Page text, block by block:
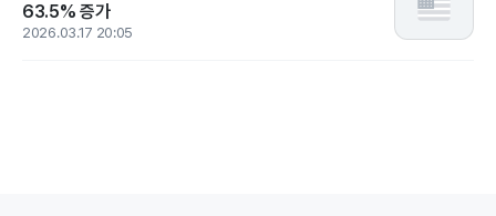
63.5% 증가
2026.03.17 20:05